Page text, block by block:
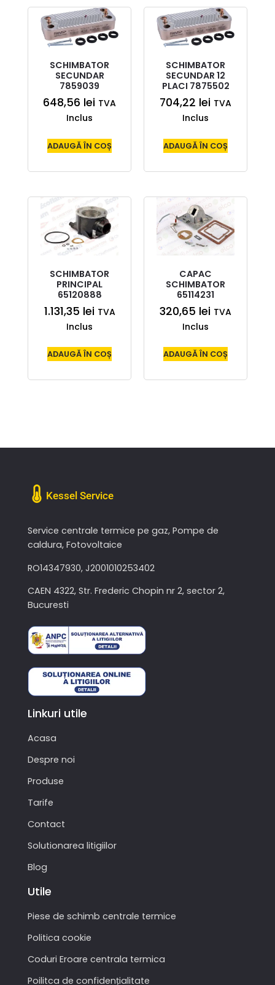
SCHIMBATOR
SECUNDAR
7859039
648,56 lei TVA
Inclus
ADAUGĂ ÎN COȘ
SCHIMBATOR
SECUNDAR 12
PLACI 7875502
704,22 lei TVA
Inclus
ADAUGĂ ÎN COȘ
SCHIMBATOR
PRINCIPAL
65120888
1.131,35 lei TVA
Inclus
ADAUGĂ ÎN COȘ
CAPAC
SCHIMBATOR
65114231
320,65 lei TVA
Inclus
ADAUGĂ ÎN COȘ
Kessel Service
Service centrale termice pe gaz, Pompe de
caldura, Fotovoltaice
RO14347930, J2001010253402
CAEN 4322, Str. Frederic Chopin nr 2, sector 2,
Bucuresti
Linkuri utile
Acasa
Despre noi
Produse
Tarife
Contact
Solutionarea litigiilor
Blog
Utile
Piese de schimb centrale termice
Politica cookie
Coduri Eroare centrala termica
Poilitca de confidențialitate